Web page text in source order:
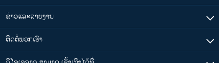
ຂ່າວແລະລາຍງານ
ຕິດຕໍ່ພວກເຮົາ